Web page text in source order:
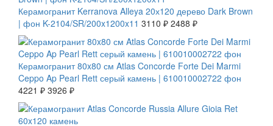
Керамогранит Kerranova Alleya 20х120 дерево Dark Brown
| фон K-2104/SR/200x1200x11 3110 ₽ 2488 ₽
Керамогранит 80x80 см Atlas Concorde Forte Dei Marmi
Ceppo Ap Pearl Rett серый камень | 610010002722 фон
4221 ₽ 3926 ₽